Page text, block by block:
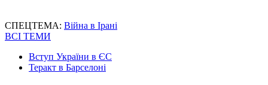
СПЕЦТЕМА: Війна в Ірані
ВСІ ТЕМИ
Вступ України в ЄС
Теракт в Барселоні